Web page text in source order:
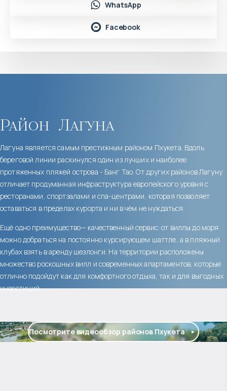
WhatsApp
Facebook
Район Лагуна
Лагуна является самым престижным районом Пхукета. Вдоль
береговой линии раскинулся один из лучших и наиболее
протяженных пляжей острова - Банг Тао. От других районов Лагуну
отличает продуманная инфраструктура европейского уровня с
ресторанами, спортзалами и спа-центрами, которая позволяет
оставаться в пределах курорта и ни в чём не нуждаться.
Ещё одно преимущество— качественный сервис: от виллы до моря
можно добраться на постоянно курсирующем шаттле, а в пляжный
клубах взять в аренду шезлонги. На территории расположены
множество роскошных вилл и современных апартаментов, которые
отлично подойдут как для комфортного отдыха, так и для выгодных
инвестиций.
Посмотрите видеообзор районов Пхукета